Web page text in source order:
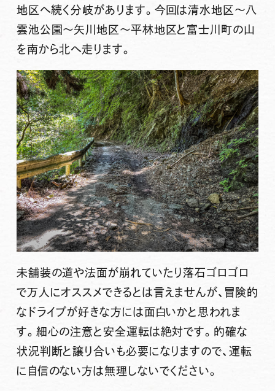
地区へ続く分岐があります。今回は清水地区〜八
雲池公園〜矢川地区〜平林地区と富士川町の山
を南から北へ走ります。
未舗装の道や法面が崩れていたり落石ゴロゴロ
で万人にオススメできるとは言えませんが、冒険的
なドライブが好きな方には面白いかと思われま
す。細心の注意と安全運転は絶対です。的確な
状況判断と譲り合いも必要になりますので、運転
に自信のない方は無理しないでください。